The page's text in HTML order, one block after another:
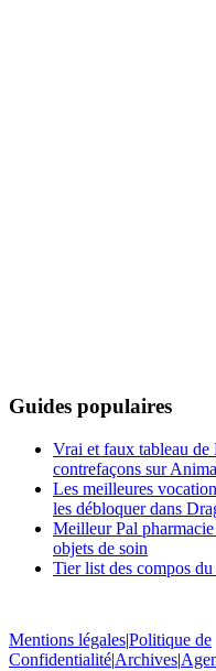
Guides populaires
Vrai et faux tableau de
contrefaçons sur
Les meilleures
les débloquer dans
Meilleur Pal
objets de soin
Tier list des compos
Mentions légales|Politique de
Confidentialité|Archives|